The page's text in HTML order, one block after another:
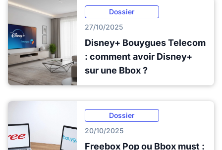
Dossier
27/10/2025
Disney+ Bouygues Telecom
: comment avoir Disney+
sur une Bbox ?
Dossier
20/10/2025
Freebox Pop ou Bbox must :